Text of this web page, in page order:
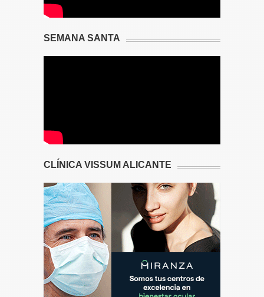
SEMANA SANTA
CLÍNICA VISSUM ALICANTE